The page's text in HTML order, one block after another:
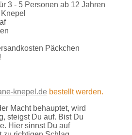
3 - 5 Personen ab 12 Jahren
Päckchen
knepel.de bestellt werden.
Macht behauptet, wird
steigst Du auf. Bist Du
Hier sinnst Du auf